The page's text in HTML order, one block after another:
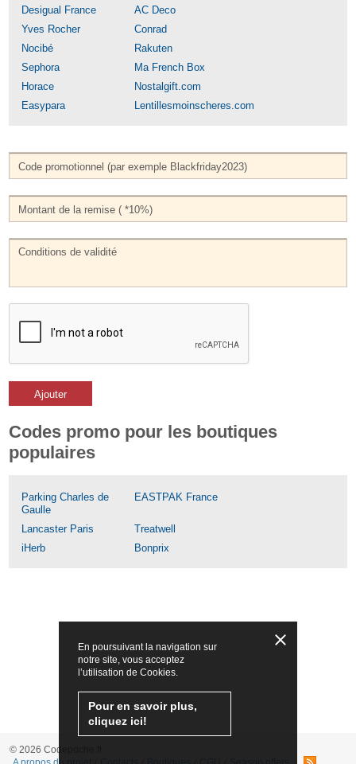
Desigual France
AC Deco
Yves Rocher
Conrad
Nocibé
Rakuten
Sephora
Ma French Box
Horace
Nostalgift.com
Easypara
Lentillesmoinscheres.com
Ajouter
Codes promo pour les boutiques
populaires
Parking Charles de
Gaulle
EASTPAK France
Lancaster Paris
Treatwell
iHerb
Bonprix
© 2026 Codepoche.fr
En poursuivant la navigation sur
notre site, vous acceptez
l’utilisation de Cookies.
Pour en savoir plus,
cliquez ici!